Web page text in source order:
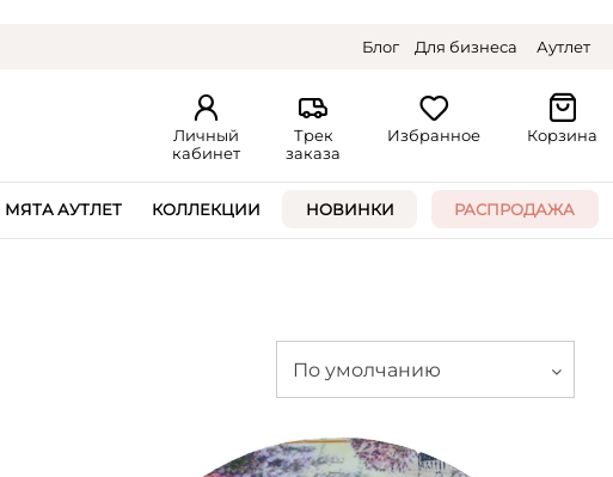
Блог Для бизнеса Аутлет
Личный
кабинет
Трек
заказа
Избранное Корзина
МЯТА АУТЛЕТ КОЛЛЕКЦИИ НОВИНКИ РАСПРОДАЖА
По умолчанию